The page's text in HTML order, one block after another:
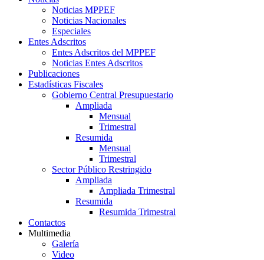
Noticias MPPEF
Noticias Nacionales
Especiales
Entes Adscritos
Entes Adscritos del MPPEF
Noticias Entes Adscritos
Publicaciones
Estadísticas Fiscales
Gobierno Central Presupuestario
Ampliada
Mensual
Trimestral
Resumida
Mensual
Trimestral
Sector Público Restringido
Ampliada
Ampliada Trimestral
Resumida
Resumida Trimestral
Contactos
Multimedia
Galería
Video